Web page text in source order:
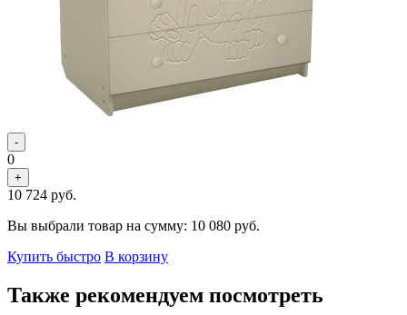
-
0
+
10 724 руб.
Вы выбрали товар на сумму: 10 080 руб.
Купить быстро В корзину
Также рекомендуем посмотреть